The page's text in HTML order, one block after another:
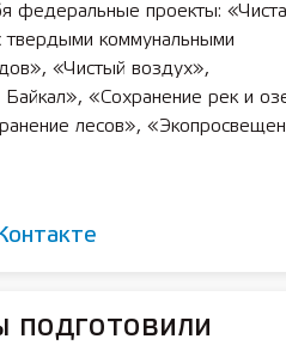
федеральные проекты:
твердыми коммунальными
«Чистый воздух»,
«Сохранение рек и
лесов»,
подготовили